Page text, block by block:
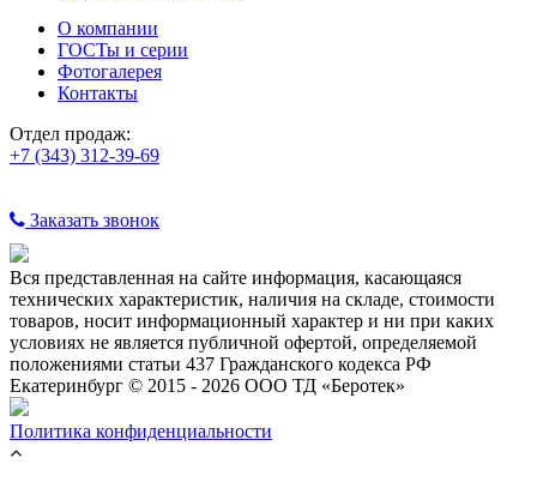
О компании
ГОСТы и серии
Фотогалерея
Контакты
Отдел продаж:
+7 (343) 312-39-69
Заказать звонок
Вся представленная на сайте информация, касающаяся
технических характеристик, наличия на складе, стоимости
товаров, носит информационный характер и ни при каких
условиях не является публичной офертой, определяемой
положениями статьи 437 Гражданского кодекса РФ
Екатеринбург © 2015 - 2026 ООО ТД «Беротек»
Политика конфиденциальности